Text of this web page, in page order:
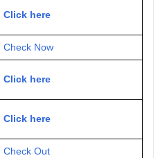
Click here
Check Now
Click here
Click here
Check Out